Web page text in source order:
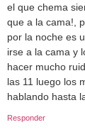
el que chema
que a la cama!,
por la noche es
irse a la cama y
hacer mucho
las 11 luego los
hablando hasta
Responder